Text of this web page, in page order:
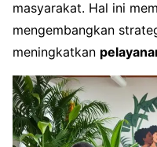
masyarakat. Hal ini
mengembangkan
meningkatkan